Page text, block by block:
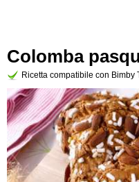
Colomba
Ricetta compatibile con Bimby